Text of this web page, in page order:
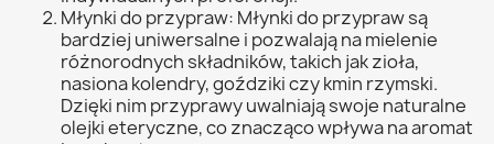
Młynki do przypraw: Młynki do przypraw są
bardziej uniwersalne i pozwalają na mielenie
różnorodnych składników, takich jak zioła,
nasiona kolendry, goździki czy kmin rzymski.
Dzięki nim przyprawy uwalniają swoje naturalne
olejki eteryczne, co znacząco wpływa na aromat